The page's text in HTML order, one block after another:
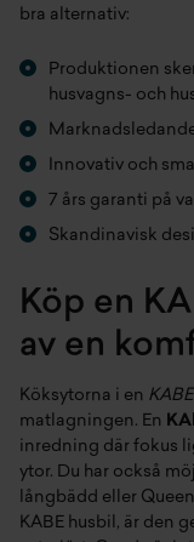
bra alternativ:
Produktionen
husvagns- och
Innovativ och
7 års garanti på
Skandinavisk
Köp en
av en
Köksytorna i en
matlagningen. En
inredning där fokus
ytor. Du har också
långbädd eller
KABE husbil, är den